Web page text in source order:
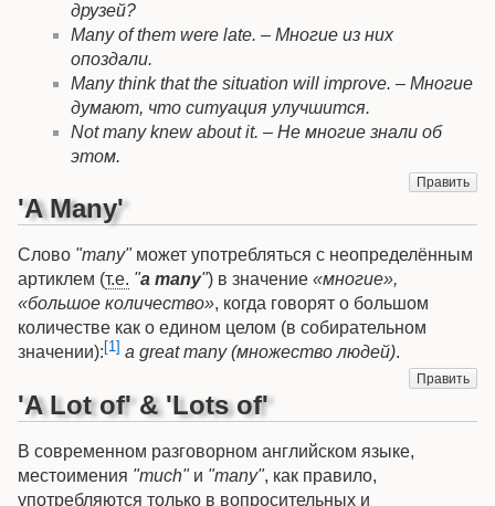
друзей?
Many of them were late. – Многие из них
опоздали.
Many think that the situation will improve. – Многие
думают, что ситуация улучшится.
Not many knew about it. – Не многие знали об
этом.
Править
'A Many'
Слово "many"может употребляться с неопределённым
артиклем (т.е. "a many") в значение «многие»,
«большое количество», когда говорят о большом
количестве как о едином целом (в собирательном
значении): [1] a great many (множество людей).
Править
'A Lot of' & 'Lots of'
В современном разговорном английском языке,
местоимения "much"и "many", как правило,
употребляются только в вопросительных и